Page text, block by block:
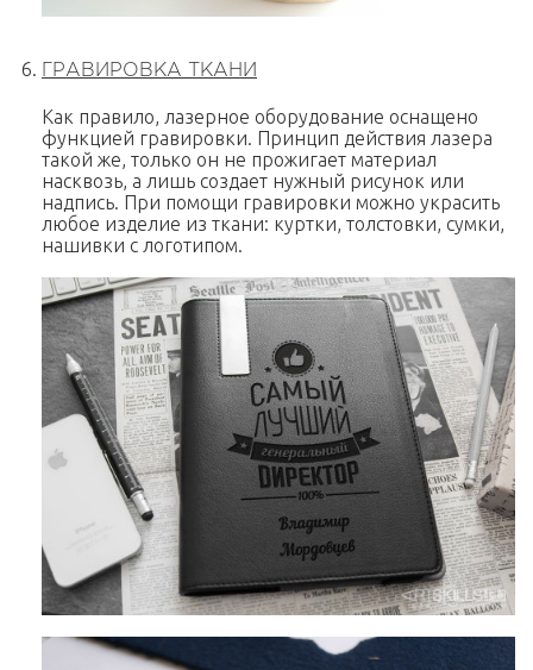
ГРАВИРОВКА ТКАНИ
Как правило, лазерное оборудование оснащено
функцией гравировки. Принцип действия лазера
такой же, только он не прожигает материал
насквозь, а лишь создает нужный рисунок или
надпись. При помощи гравировки можно украсить
любое изделие из ткани: куртки, толстовки, сумки,
нашивки с логотипом.